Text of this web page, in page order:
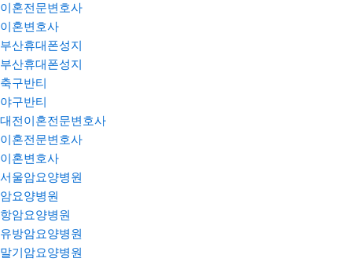
이혼전문변호사
이혼변호사
부산휴대폰성지
부산휴대폰성지
축구반티
야구반티
대전이혼전문변호사
이혼전문변호사
이혼변호사
서울암요양병원
암요양병원
항암요양병원
유방암요양병원
말기암요양병원